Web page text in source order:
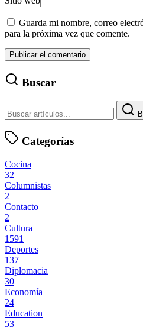
Guarda mi nombre, correo
para la próxima vez que comente.
Buscar
Categorías
Cocina
32
Columnistas
2
Contacto
2
Cultura
1591
Deportes
137
Diplomacia
30
Economía
24
Education
53